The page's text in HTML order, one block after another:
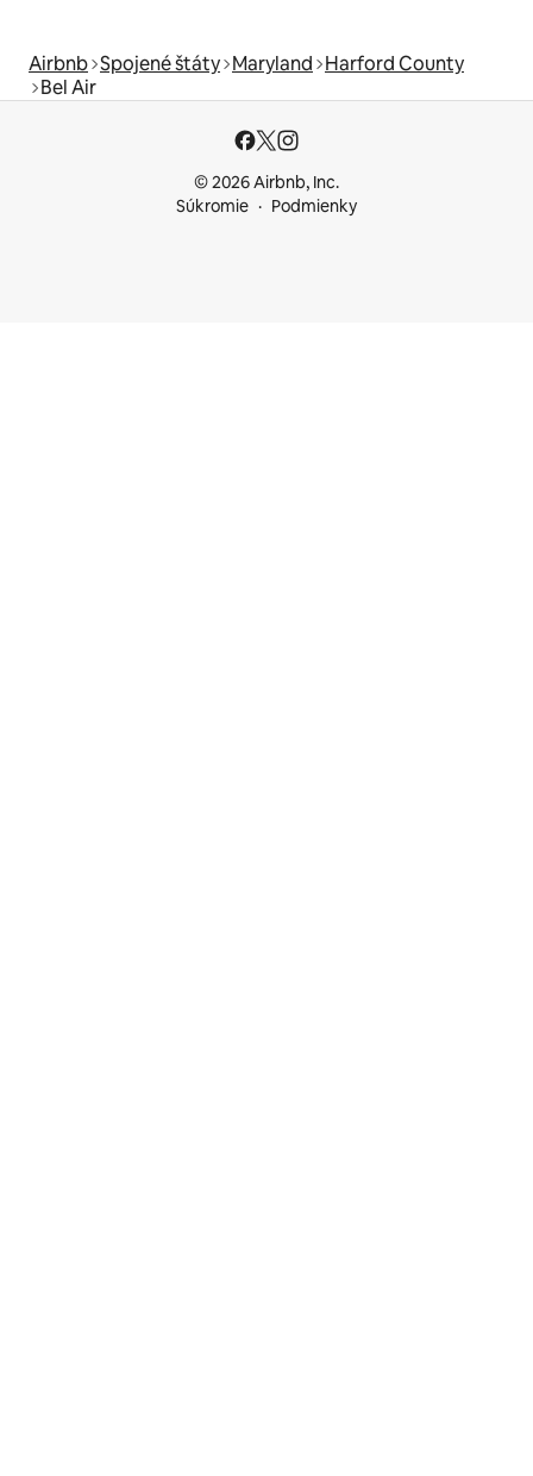
Airbnb Spojené štáty Maryland Harford County
Bel Air
© 2026 Airbnb, Inc.
Súkromie
Podmienky